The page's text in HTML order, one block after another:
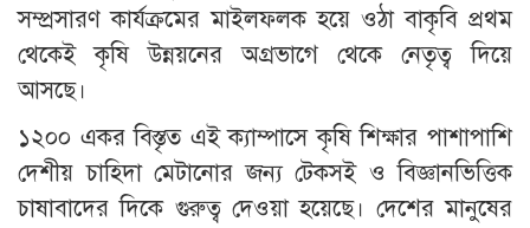
সম্প্রসারণ কার্যক্রমের মাইলফলক হয়ে ওঠা বাকৃবি প্রথম
থেকেই কৃষি উন্নয়নের অগ্রভাগে থেকে নেতৃত্ব দিয়ে
আসছে।
১২০০ একর বিস্তৃত এই ক্যাম্পাসে কৃষি শিক্ষার পাশাপাশি
দেশীয় চাহিদা মেটানোর জন্য টেকসই ও বিজ্ঞানভিত্তিক
চাষাবাদের দিকে গুরুত্ব দেওয়া হয়েছে। দেশের মানুষের